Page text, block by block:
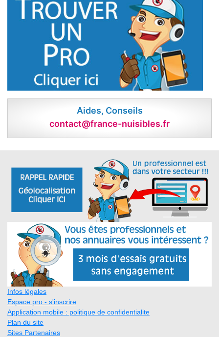
Aides, Conseils
contact@france-nuisibles.fr
Infos légales
Espace pro - s'inscrire
Application mobile : politique de confidentialite
Plan du site
Sites Partenaires